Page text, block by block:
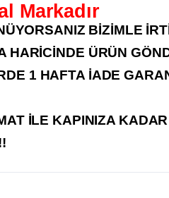
Markadır
BİZİMLE
ÜRÜN
1 HAFTA İADE
İLE KAPINIZA